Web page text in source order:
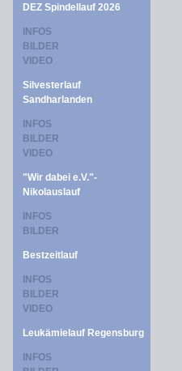
DEZ Spindellauf 2026
INFOS
BILDER
VIDEO
Silvesterlauf
Sandharlanden
INFOS
BILDER
VIDEO
"Wir dabei e.V."-
Nikolauslauf
INFOS
BILDER
Bestzeitlauf
INFOS
BILDER
VIDEO
Leukämielauf Regensburg
INFOS